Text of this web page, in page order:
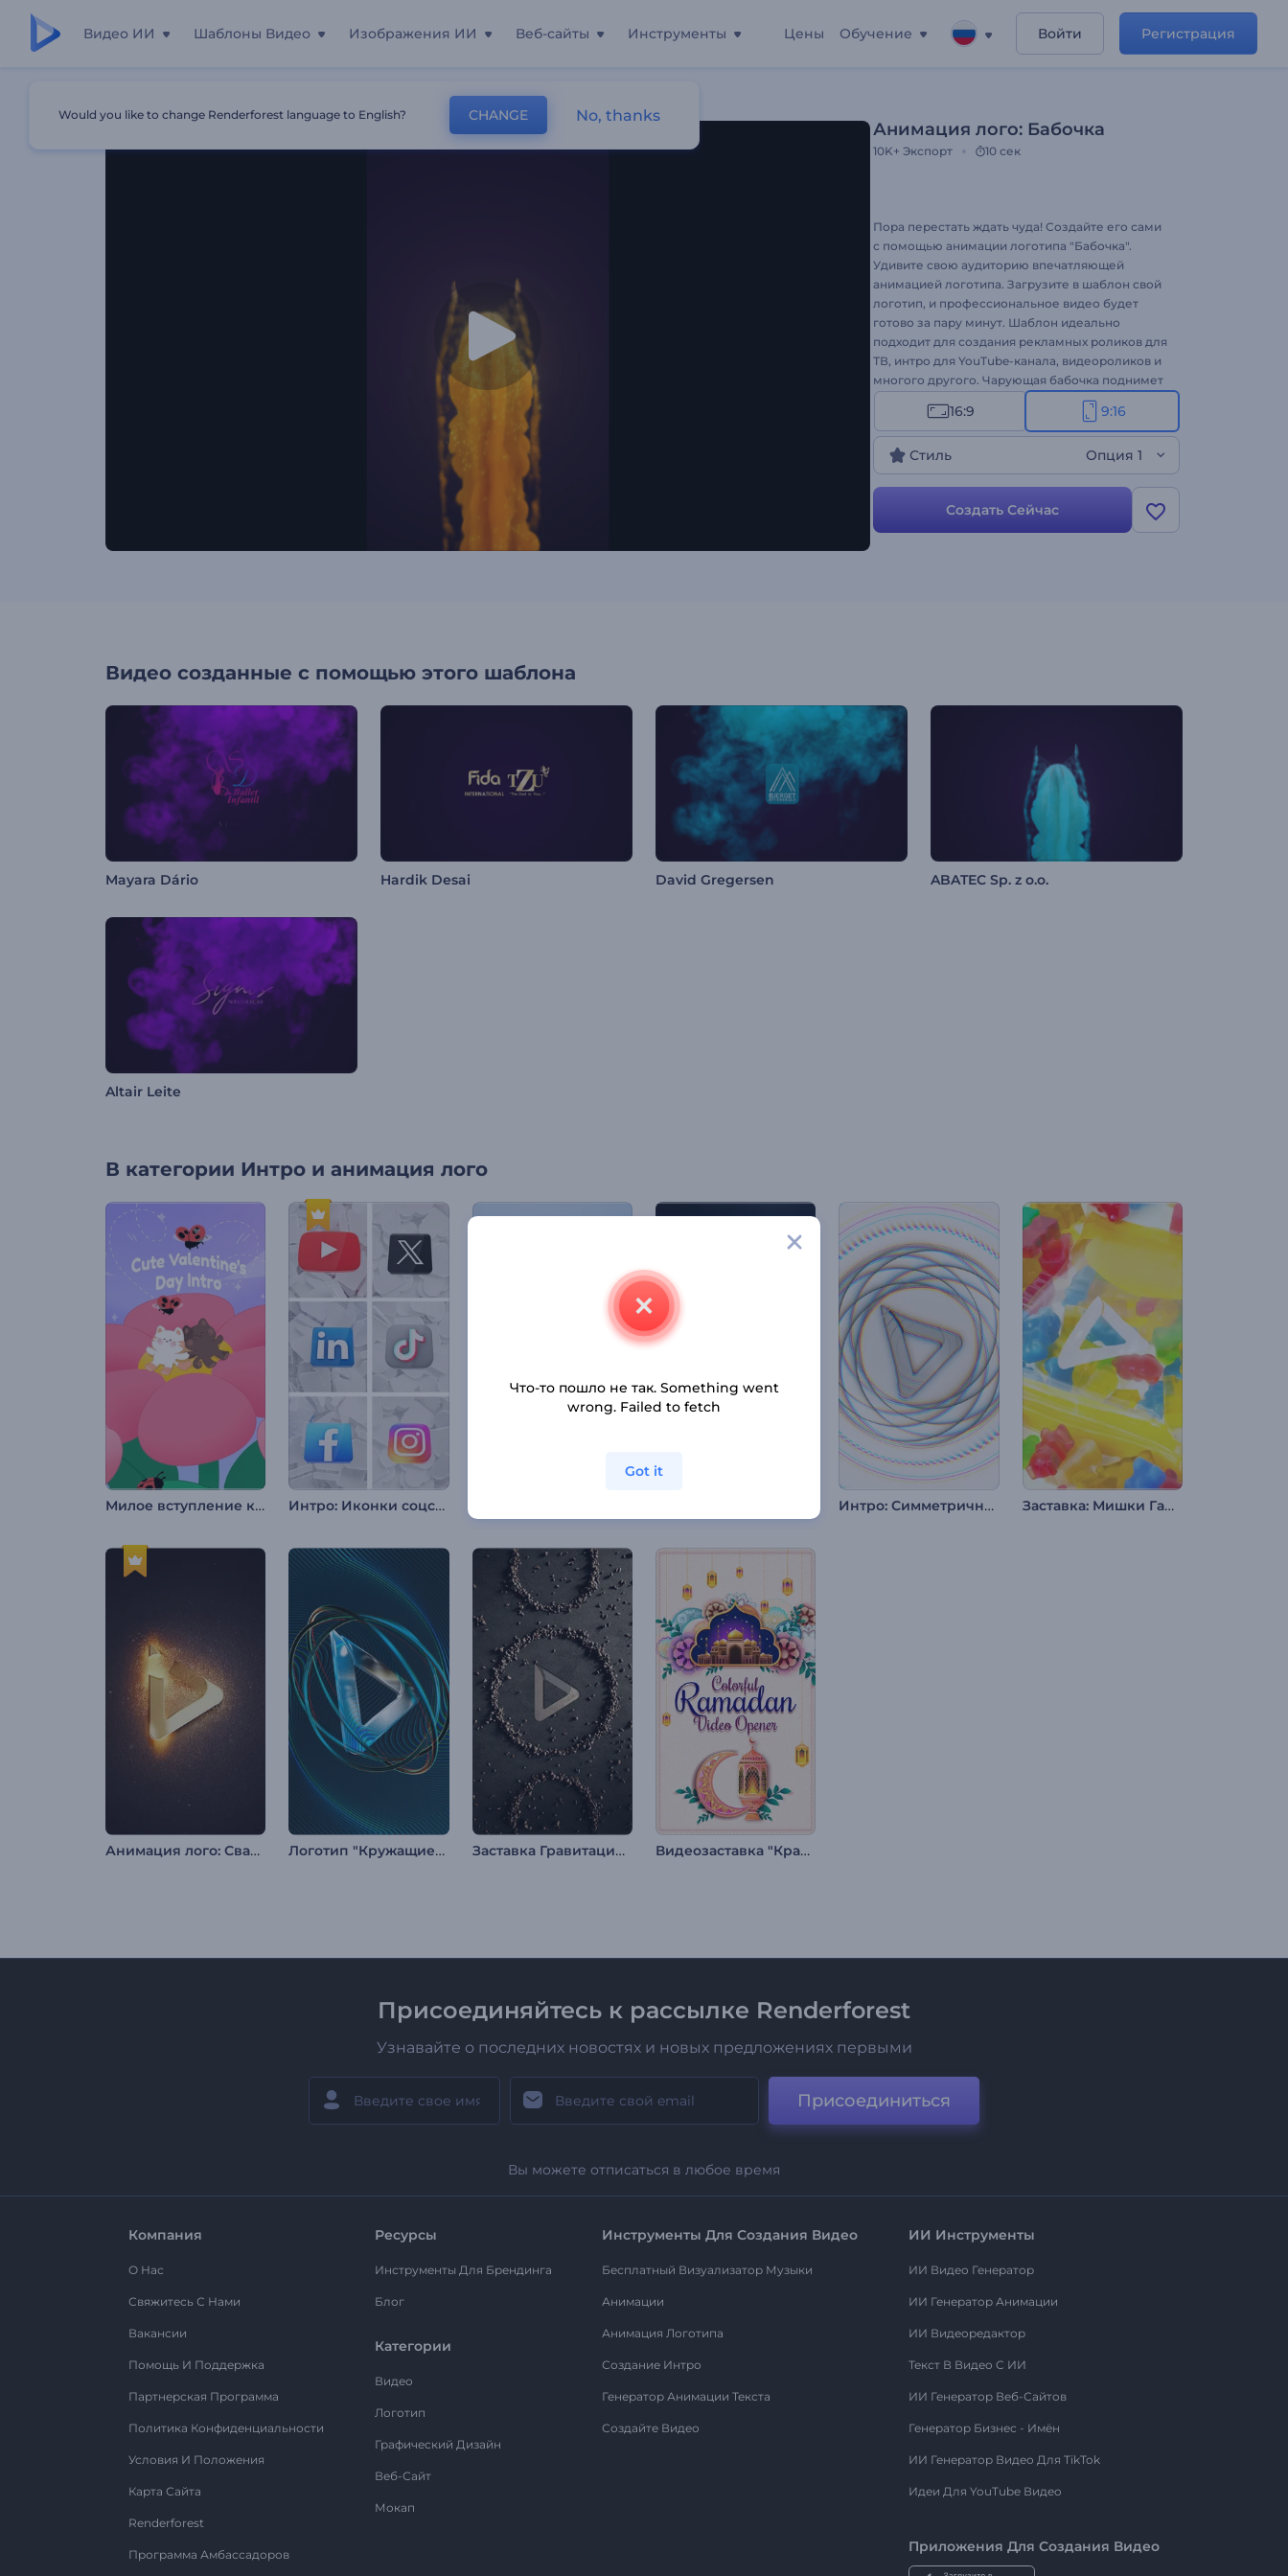
Видео ИИ Шаблоны Видео Изображения ИИ Веб-сайты Инструменты Цены Обучение Войти Регистрация
Анимация лого: Бабочка
10K+ Экспорт 10 сек
Пора перестать ждать чуда! Создайте его сами
с помощью анимации логотипа "Бабочка".
Удивите свою аудиторию впечатляющей
анимацией логотипа. Загрузите в шаблон свой
логотип, и профессиональное видео будет
готово за пару минут. Шаблон идеально
подходит для создания рекламных роликов для
ТВ, интро для YouTube-канала, видеороликов и
многого другого. Чарующая бабочка поднимет
настроение и вам и вашей аудитории!
16:9 9:16
Стиль Опция 1
Создать Сейчас
Видео созданные с помощью этого шаблона
Mayara Dário Hardik Desai David Gregersen ABATEC Sp. z o.o.
Altair Leite
В категории Интро и анимация лого
Милое вступление ко Дню святого Валентина Интро: Иконки соцсетей Интро: Симметричные фигуры Заставка: Мишки Гамми
Анимация лого: Сварка металла Логотип "Кружащиеся кольца" Заставка Гравитация Камней Видеозаставка "Красочный Рамадан"
Присоединяйтесь к рассылке Renderforest
Узнавайте о последних новостях и новых предложениях первыми
Присоединиться
Вы можете отписаться в любое время
Компания
О Нас
Свяжитесь С Нами
Вакансии
Помощь И Поддержка
Партнерская Программа
Политика Конфиденциальности
Условия И Положения
Карта Сайта
Renderforest
Программа Амбассадоров
Ресурсы
Инструменты Для Брендинга
Блог
Категории
Видео
Логотип
Графический Дизайн
Веб-Сайт
Мокап
Инструменты Для Создания Видео
Бесплатный Визуализатор Музыки
Анимации
Анимация Логотипа
Создание Интро
Генератор Анимации Текста
Создайте Видео
ИИ Инструменты
ИИ Видео Генератор
ИИ Генератор Анимации
ИИ Видеоредактор
Текст В Видео С ИИ
ИИ Генератор Веб-Сайтов
Генератор Бизнес - Имён
ИИ Генератор Видео Для TikTok
Идеи Для YouTube Видео
Приложения Для Создания Видео
Would you like to change Renderforest language to English? CHANGE No, thanks
Что-то пошло не так. Something went
wrong. Failed to fetch
Got it